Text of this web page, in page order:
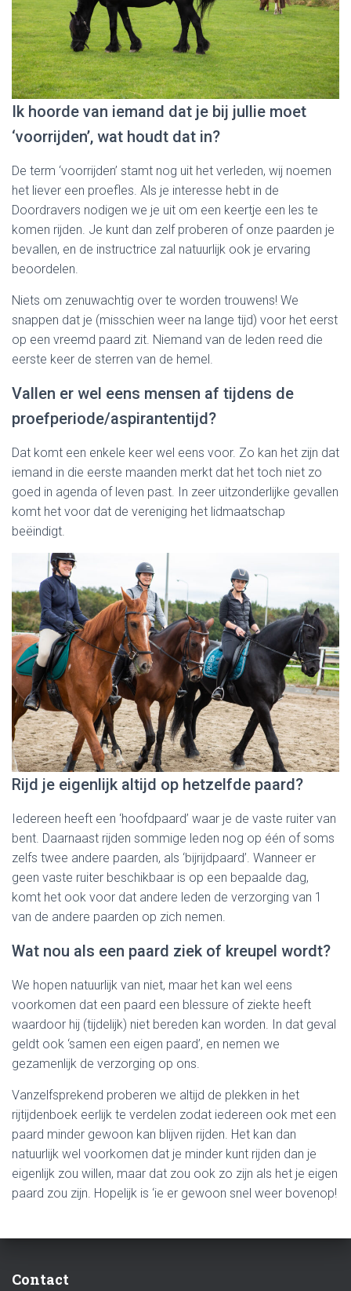
Ik hoorde van iemand dat je bij jullie moet
‘voorrijden’, wat houdt dat in?
De term ‘voorrijden’ stamt nog uit het verleden, wij noemen
het liever een proefles. Als je interesse hebt in de
Doordravers nodigen we je uit om een keertje een les te
komen rijden. Je kunt dan zelf proberen of onze paarden je
bevallen, en de instructrice zal natuurlijk ook je ervaring
beoordelen.
Niets om zenuwachtig over te worden trouwens! We
snappen dat je (misschien weer na lange tijd) voor het eerst
op een vreemd paard zit. Niemand van de leden reed die
eerste keer de sterren van de hemel.
Vallen er wel eens mensen af tijdens de
proefperiode/aspirantentijd?
Dat komt een enkele keer wel eens voor. Zo kan het zijn dat
iemand in die eerste maanden merkt dat het toch niet zo
goed in agenda of leven past. In zeer uitzonderlijke gevallen
komt het voor dat de vereniging het lidmaatschap
beëindigt.
Rijd je eigenlijk altijd op hetzelfde paard?
Iedereen heeft een ‘hoofdpaard’ waar je de vaste ruiter van
bent. Daarnaast rijden sommige leden nog op één of soms
zelfs twee andere paarden, als ‘bijrijdpaard’. Wanneer er
geen vaste ruiter beschikbaar is op een bepaalde dag,
komt het ook voor dat andere leden de verzorging van 1
van de andere paarden op zich nemen.
Wat nou als een paard ziek of kreupel wordt?
We hopen natuurlijk van niet, maar het kan wel eens
voorkomen dat een paard een blessure of ziekte heeft
waardoor hij (tijdelijk) niet bereden kan worden. In dat geval
geldt ook ‘samen een eigen paard’, en nemen we
gezamenlijk de verzorging op ons.
Vanzelfsprekend proberen we altijd de plekken in het
rijtijdenboek eerlijk te verdelen zodat iedereen ook met een
paard minder gewoon kan blijven rijden. Het kan dan
natuurlijk wel voorkomen dat je minder kunt rijden dan je
eigenlijk zou willen, maar dat zou ook zo zijn als het je eigen
paard zou zijn. Hopelijk is ‘ie er gewoon snel weer bovenop!
Contact